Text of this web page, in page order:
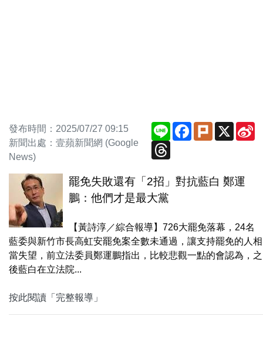
發布時間：2025/07/27 09:15
新聞出處：壹蘋新聞網 (Google
News)
Line Facebook
PlurkX
Threads
罷免失敗還有「2招」對抗藍白 鄭運
鵬：他們才是最大黨
【黃詩淳／綜合報導】726大罷免落幕，24名
藍委與新竹市長高虹安罷免案全數未通過，讓支持罷免的人相
當失望，前立法委員鄭運鵬指出，比較悲觀一點的會認為，之
後藍白在立法院...
按此閱讀「完整報導」